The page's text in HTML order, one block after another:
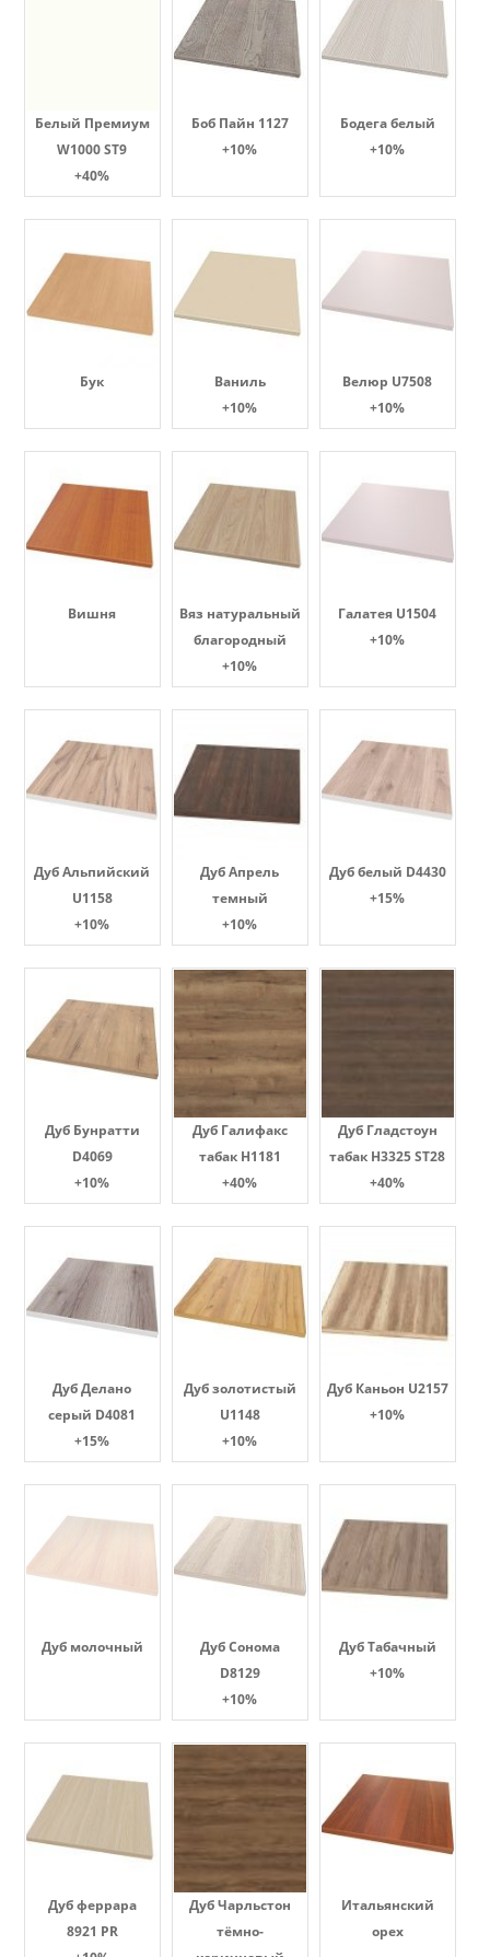
Белый Премиум
W1000 ST9
+40%
Боб Пайн 1127
+10%
Бодега белый
+10%
Бук
Ваниль
+10%
Велюр U7508
+10%
Вишня
Вяз натуральный
благородный
+10%
Галатея U1504
+10%
Дуб Альпийский
U1158
+10%
Дуб Апрель
темный
+10%
Дуб белый D4430
+15%
Дуб Бунратти
D4069
+10%
Дуб Галифакс
табак Н1181
+40%
Дуб Гладстоун
табак H3325 ST28
+40%
Дуб Делано
серый D4081
+15%
Дуб золотистый
U1148
+10%
Дуб Каньон U2157
+10%
Дуб молочный
Дуб Сонома
D8129
+10%
Дуб Табачный
+10%
Дуб феррара
8921 PR
Дуб Чарльстон
тёмно-
Итальянский
орех